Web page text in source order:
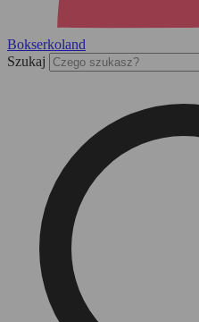
Bokserkoland
Szukaj